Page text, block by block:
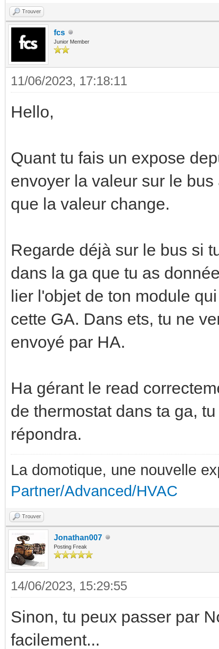
Trouver
fcs
Junior Member
11/06/2023, 17:18:11
Hello,
Quant tu fais un expose
envoyer la valeur sur le
que la valeur change.
Regarde déjà sur le bus si
dans la ga que tu as
lier l'objet de ton module
cette GA. Dans ets, tu ne
envoyé par HA.
Ha gérant le read
de thermostat dans ta ga,
répondra.
La domotique, une nouvelle
Partner/Advanced/HVAC
Trouver
Jonathan007
Posting Freak
14/06/2023, 15:29:55
Sinon, tu peux passer par
facilement...